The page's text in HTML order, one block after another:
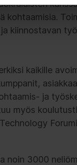
kohtaamisia.
kiinnostavan
kaikille
ja
myös
noin 3000